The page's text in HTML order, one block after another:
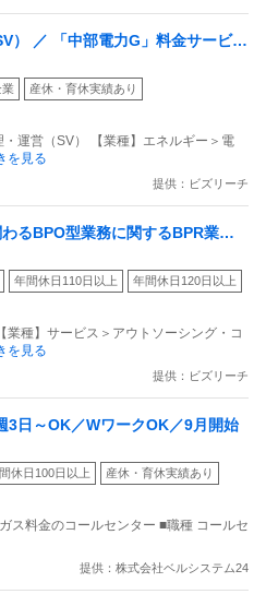
） ／ 「中部電力G」料金サービス
業 産休・育休実績あり
・運営（SV） 【業種】エネルギー＞電
を見る
提供：ビズリーチ
るBPO型業務に関するBPR業務K
年間休日110日以上 年間休日120日以上
業種】サービス＞アウトソーシング・コ
を見る
提供：ビズリーチ
3日～OK／WワークOK／9月開始
休日100日以上 産休・育休実績あり
ス料金のコールセンター ■職種 コールセ
提供：株式会社ベルシステム24